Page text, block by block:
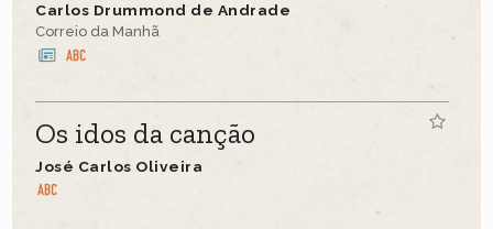
Carlos Drummond de Andrade
Correio da Manhã
Os idos da canção
José Carlos Oliveira